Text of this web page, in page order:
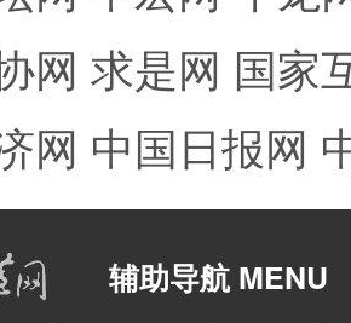
网 求是网 国家
网 中国日报网
辅助导航 MENU